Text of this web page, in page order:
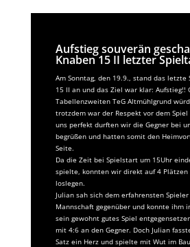
Aufstieg souverän
Knaben 15 II letzter
Am Sonntag, den 19.9., stand das letzte
15 II an und das Ziel war klar: Aufstieg!!
Tabellenzweiten TeG Altmühlgrund
trotzdem war der Respekt vor dem
uns perfekt durften wir die Gegner bei
begrüßen und hatten somit den
Seite.
Da die Zeit bei Spielstart um 15Uhr
spielte, konnten wir direkt auf 4
loslegen.
Julian sah sich dem erfahrensten
Mannschaft gegenüber und konnte ihm
sein gewohnt gutes Spiel
mit 4:6 an den Gegner. Doch Julian
Satz ein Herz und spielte mit Wut im